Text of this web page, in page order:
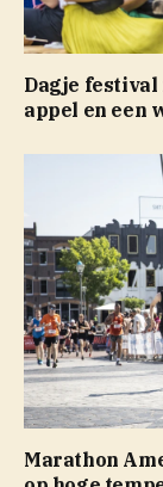
Dagje festival
appel en een
Marathon